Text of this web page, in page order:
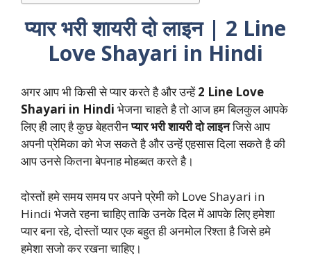
प्यार भरी शायरी दो लाइन | 2 Line
Love Shayari in Hindi
अगर आप भी किसी से प्यार करते है और उन्हें2 Line Love
Shayari in Hindi भेजना चाहते है तो आज हम बिलकुल आपके
लिए ही लाए है कुछ बेहतरीनप्यार भरी शायरी दो लाइनजिसे आप
अपनी प्रेमिका को भेज सकते है और उन्हें एहसास दिला सकते है की
आप उनसे कितना बेपनाह मोहब्बत करते है।
दोस्तों हमे समय समय पर अपने प्रेमी को Love Shayari in
Hindi भेजते रहना चाहिए ताकि उनके दिल में आपके लिए हमेशा
प्यार बना रहे, दोस्तों प्यार एक बहुत ही अनमोल रिश्ता है जिसे हमे
हमेशा सजो कर रखना चाहिए।